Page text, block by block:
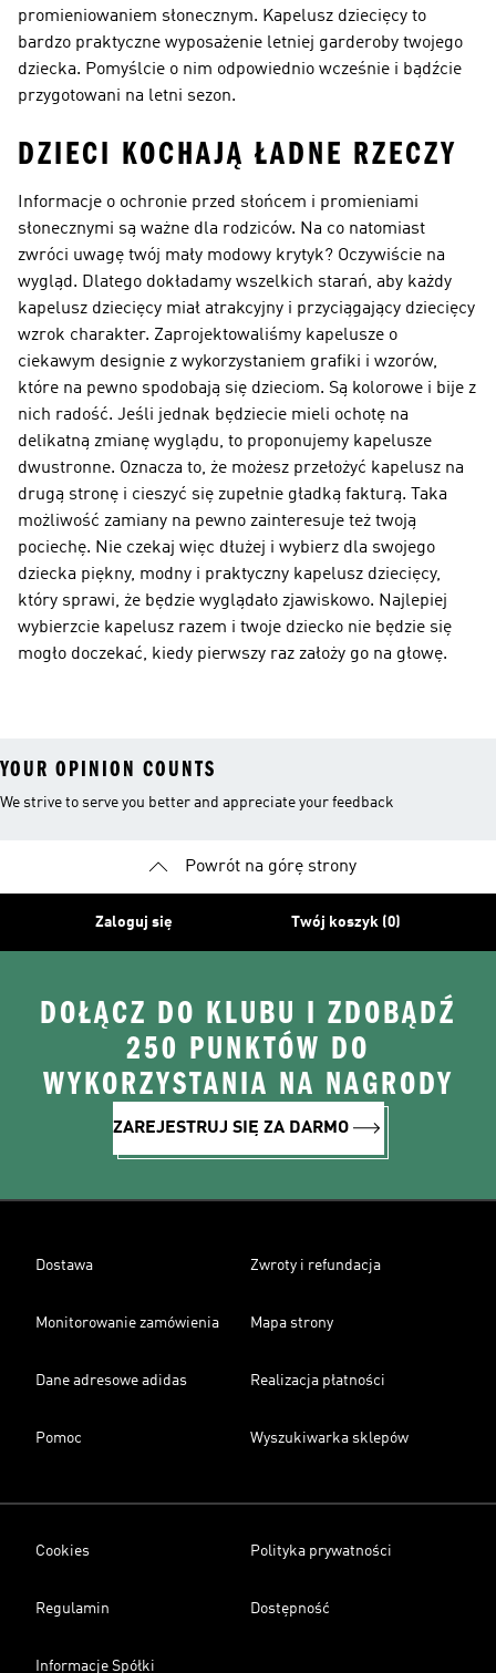
promieniowaniem słonecznym. Kapelusz dziecięcy to
bardzo praktyczne wyposażenie letniej garderoby twojego
dziecka. Pomyślcie o nim odpowiednio wcześnie i bądźcie
przygotowani na letni sezon.
DZIECI KOCHAJĄ ŁADNE RZECZY
Informacje o ochronie przed słońcem i promieniami
słonecznymi są ważne dla rodziców. Na co natomiast
zwróci uwagę twój mały modowy krytyk? Oczywiście na
wygląd. Dlatego dokładamy wszelkich starań, aby każdy
kapelusz dziecięcy miał atrakcyjny i przyciągający dziecięcy
wzrok charakter. Zaprojektowaliśmy kapelusze o
ciekawym designie z wykorzystaniem grafiki i wzorów,
które na pewno spodobają się dzieciom. Są kolorowe i bije z
nich radość. Jeśli jednak będziecie mieli ochotę na
delikatną zmianę wyglądu, to proponujemy kapelusze
dwustronne. Oznacza to, że możesz przełożyć kapelusz na
drugą stronę i cieszyć się zupełnie gładką fakturą. Taka
możliwość zamiany na pewno zainteresuje też twoją
pociechę. Nie czekaj więc dłużej i wybierz dla swojego
dziecka piękny, modny i praktyczny kapelusz dziecięcy,
który sprawi, że będzie wyglądało zjawiskowo. Najlepiej
wybierzcie kapelusz razem i twoje dziecko nie będzie się
mogło doczekać, kiedy pierwszy raz założy go na głowę.
YOUR OPINION COUNTS
We strive to serve you better and appreciate your feedback
Powrót na górę strony
Zaloguj się Twój koszyk (0)
DOŁĄCZ DO KLUBU I ZDOBĄDŹ
250 PUNKTÓW DO
WYKORZYSTANIA NA NAGRODY
ZAREJESTRUJ SIĘ ZA DARMO
Dostawa Zwroty i refundacja
Monitorowanie zamówienia Mapa strony
Dane adresowe adidas Realizacja płatności
Pomoc Wyszukiwarka sklepów
Cookies Polityka prywatności
Regulamin Dostępność
Informacje Spółki